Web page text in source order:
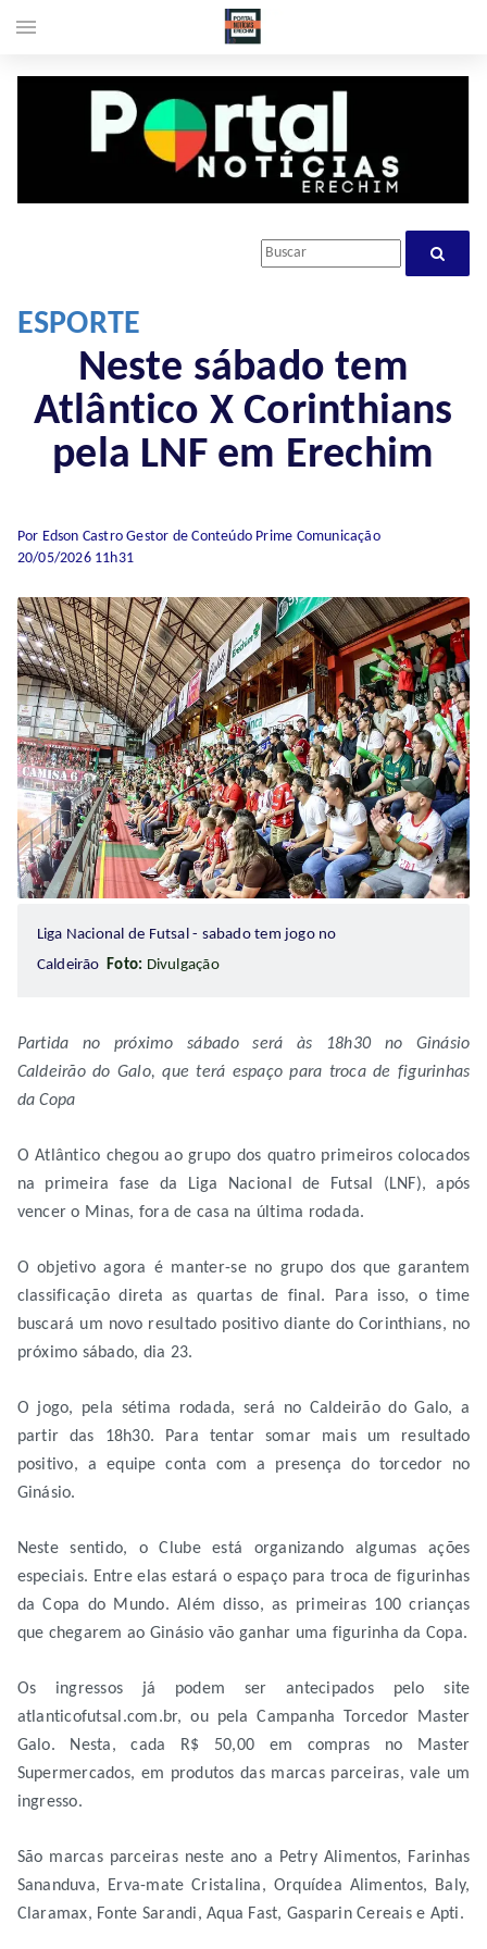
ESPORTE
Neste sábado tem
Atlântico X Corinthians
pela LNF em Erechim
Por Edson Castro Gestor de Conteúdo Prime Comunicação
20/05/2026 11h31
Liga Nacional de Futsal - sabado tem jogo no
CaldeirãoFoto: Divulgação
Partida no próximo sábado será às 18h30 no Ginásio
Caldeirão do Galo, que terá espaço para troca de figurinhas
da Copa
O Atlântico chegou ao grupo dos quatro primeiros colocados
na primeira fase da Liga Nacional de Futsal (LNF), após
vencer o Minas, fora de casa na última rodada.
O objetivo agora é manter-se no grupo dos que garantem
classificação direta as quartas de final. Para isso, o time
buscará um novo resultado positivo diante do Corinthians, no
próximo sábado, dia 23.
O jogo, pela sétima rodada, será no Caldeirão do Galo, a
partir das 18h30. Para tentar somar mais um resultado
positivo, a equipe conta com a presença do torcedor no
Ginásio.
Neste sentido, o Clube está organizando algumas ações
especiais. Entre elas estará o espaço para troca de figurinhas
da Copa do Mundo. Além disso, as primeiras 100 crianças
que chegarem ao Ginásio vão ganhar uma figurinha da Copa.
Os ingressos já podem ser antecipados pelo site
atlanticofutsal.com.br, ou pela Campanha Torcedor Master
Galo. Nesta, cada R$ 50,00 em compras no Master
Supermercados, em produtos das marcas parceiras, vale um
ingresso.
São marcas parceiras neste ano a Petry Alimentos, Farinhas
Sananduva, Erva-mate Cristalina, Orquídea Alimentos, Baly,
Claramax, Fonte Sarandi, Aqua Fast, Gasparin Cereais e Apti.
menu